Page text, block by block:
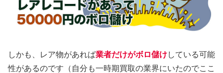
しかも、レア物があれば業者だけがボロ儲けしている可能
性があるのです（自分も一時期買取の業界にいたのでここ